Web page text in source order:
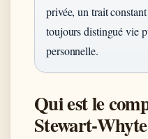
privée, un trait
toujours distingué vie
personnelle.
Qui est le
Stewart-